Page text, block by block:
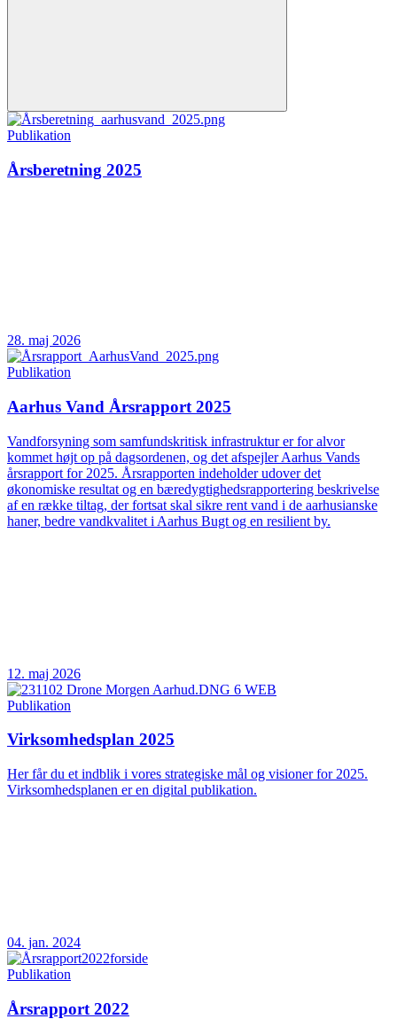
Publikation
Årsberetning 2025
28. maj 2026
Publikation
Aarhus Vand Årsrapport 2025
Vandforsyning som samfundskritisk infrastruktur er for alvor
kommet højt op på dagsordenen, og det afspejler Aarhus Vands
årsrapport for 2025. Årsrapporten indeholder udover det
økonomiske resultat og en bæredygtighedsrapportering beskrivelse
af en række tiltag, der fortsat skal sikre rent vand i de aarhusianske
haner, bedre vandkvalitet i Aarhus Bugt og en resilient by.
12. maj 2026
Publikation
Virksomhedsplan 2025
Her får du et indblik i vores strategiske mål og visioner for 2025.
Virksomhedsplanen er en digital publikation.
04. jan. 2024
Publikation
Årsrapport 2022